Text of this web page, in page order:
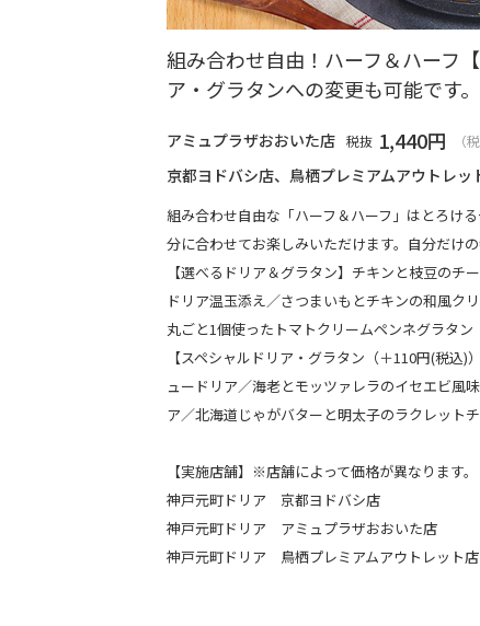
組み合わせ自由！ハーフ＆ハーフ
ア・グラタンへの変更も可能です。
アミュプラザおおいた店 税抜 1,440円 （
京都ヨドバシ店、鳥栖プレミアムアウトレッ
組み合わせ自由な「ハーフ＆ハーフ」はとろけ
分に合わせてお楽しみいただけます。自分だけ
【選べるドリア＆グラタン】チキンと枝豆の
ドリア温玉添え／さつまいもとチキンの和風ク
丸ごと1個使ったトマトクリームペンネグラタン
【スペシャルドリア・グラタン（＋110円(税込
ュードリア／海老とモッツァレラのイセエビ風
ア／北海道じゃがバターと明太子のラクレット
【実施店舗】※店舗によって価格が異なります。
神戸元町ドリア 京都ヨドバシ店
神戸元町ドリア アミュプラザおおいた店
神戸元町ドリア 鳥栖プレミアムアウトレット店